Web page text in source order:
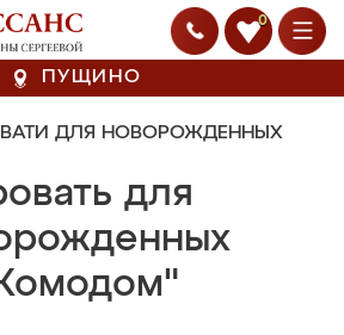
0
ПУЩИНО
ДЛЯ НОВОРОЖДЕННЫХ
для